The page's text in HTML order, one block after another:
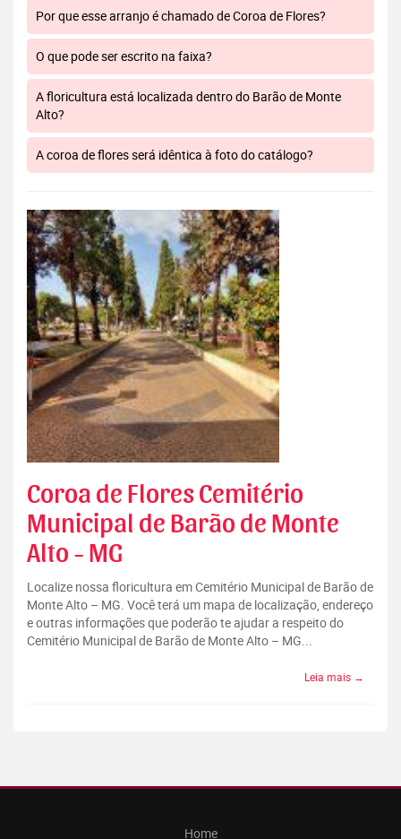
Por que esse arranjo é chamado de Coroa de Flores?
O que pode ser escrito na faixa?
A floricultura está localizada dentro do Barão de Monte
Alto?
A coroa de flores será idêntica à foto do catálogo?
Coroa de Flores Cemitério
Municipal de Barão de Monte
Alto - MG
Localize nossa floricultura em Cemitério Municipal de Barão de
Monte Alto – MG. Você terá um mapa de localização, endereço
e outras informações que poderão te ajudar a respeito do
Cemitério Municipal de Barão de Monte Alto – MG...
Leia mais →
Home